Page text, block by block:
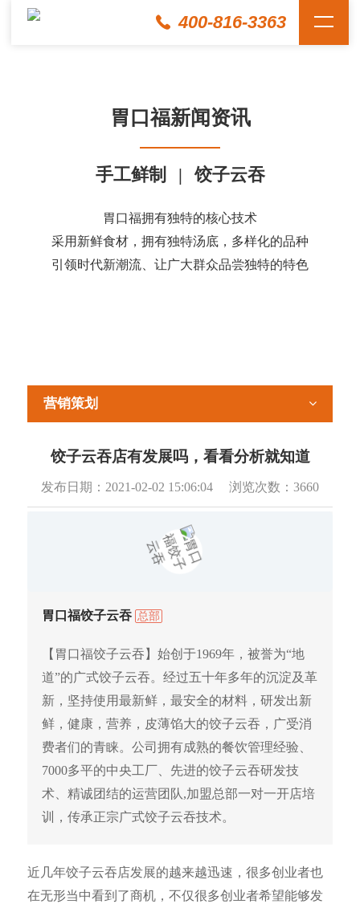
400-816-3363
胃口福新闻资讯
手工鲜制 | 饺子云吞
胃口福拥有独特的核心技术
采用新鲜食材，拥有独特汤底，多样化的品种
引领时代新潮流、让广大群众品尝独特的特色
营销策划
饺子云吞店有发展吗，看看分析就知道
发布日期： 2021-02-02 15:06:04 浏览次数： 3660
胃口福饺子云吞 总部
【胃口福饺子云吞】始创于1969年，被誉为“地
道”的广式饺子云吞。经过五十年多年的沉淀及革
新，坚持使用最新鲜，最安全的材料，研发出新
鲜，健康，营养，皮薄馅大的饺子云吞，广受消
费者们的青睐。公司拥有成熟的餐饮管理经验、
7000多平的中央工厂、先进的饺子云吞研发技
术、精诚团结的运营团队,加盟总部一对一开店培
训，传承正宗广式饺子云吞技术。
近几年饺子云吞店发展的越来越迅速，很多创业者也
在无形当中看到了商机，不仅很多创业者希望能够发